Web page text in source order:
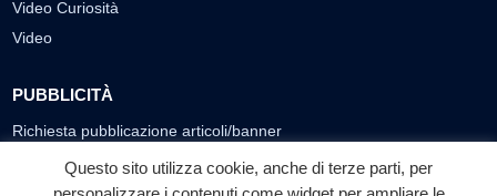
Video Curiosità
Video
PUBBLICITÀ
Richiesta pubblicazione articoli/banner
SEGUICI SUI SOCIAL
Questo sito utilizza cookie, anche di terze parti, per